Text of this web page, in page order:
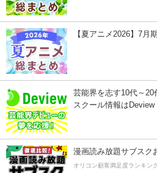
【夏アニメ2026】7月
芸能界を志す10代～20
スクール情報はDeview
漫画読み放題サブスク
オリコン顧客満足度ランキン